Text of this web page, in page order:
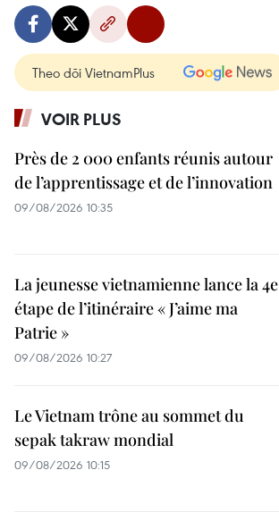
Theo dõi VietnamPlus
VOIR PLUS
Près de 2 000 enfants réunis autour
de l’apprentissage et de l’innovation
09/08/2026 10:35
La jeunesse vietnamienne lance la 4e
étape de l’itinéraire « J’aime ma
Patrie »
09/08/2026 10:27
Le Vietnam trône au sommet du
sepak takraw mondial
09/08/2026 10:15